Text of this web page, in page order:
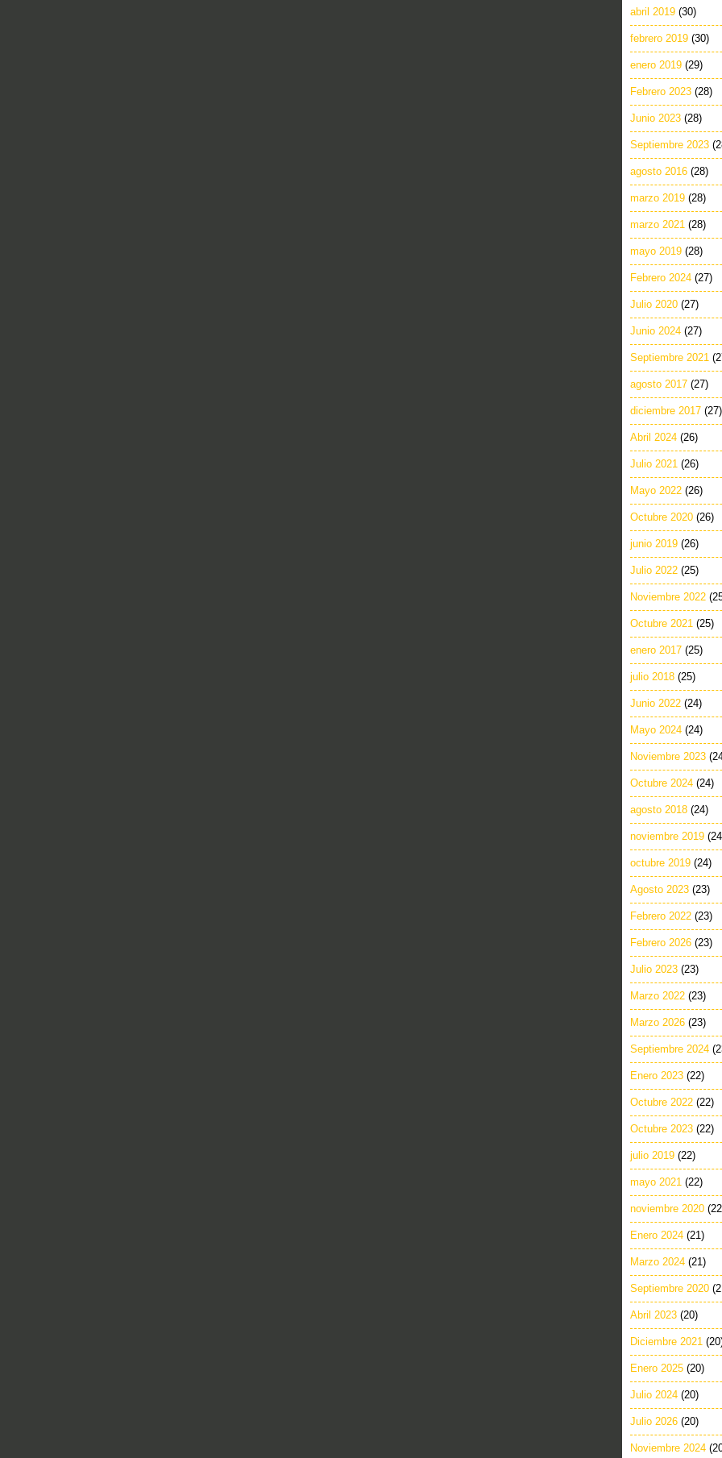
abril 2019 (30)
febrero 2019 (30)
enero 2019 (29)
Febrero 2023 (28)
Junio 2023 (28)
Septiembre 2023
agosto 2016 (28)
marzo 2019 (28)
marzo 2021 (28)
mayo 2019 (28)
Febrero 2024 (27)
Julio 2020 (27)
Junio 2024 (27)
Septiembre 2021
agosto 2017 (27)
diciembre 2017 (27)
Abril 2024 (26)
Julio 2021 (26)
Mayo 2022 (26)
Octubre 2020 (26)
junio 2019 (26)
Julio 2022 (25)
Noviembre 2022
Octubre 2021 (25)
enero 2017 (25)
julio 2018 (25)
Junio 2022 (24)
Mayo 2024 (24)
Noviembre 2023
Octubre 2024 (24)
agosto 2018 (24)
noviembre 2019
octubre 2019 (24)
Agosto 2023 (23)
Febrero 2022 (23)
Febrero 2026 (23)
Julio 2023 (23)
Marzo 2022 (23)
Marzo 2026 (23)
Septiembre 2024
Enero 2023 (22)
Octubre 2022 (22)
Octubre 2023 (22)
julio 2019 (22)
mayo 2021 (22)
noviembre 2020
Enero 2024 (21)
Marzo 2024 (21)
Septiembre 2020
Abril 2023 (20)
Diciembre 2021
Enero 2025 (20)
Julio 2024 (20)
Julio 2026 (20)
Noviembre 2024